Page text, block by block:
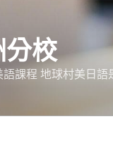
校
課程 地球村美日